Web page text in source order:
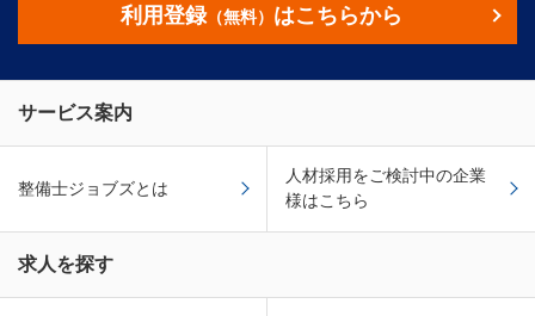
利用登録（無料） はこちらから
サービス案内
整備士ジョブズとは
人材採用をご検討中の企業
様はこちら
求人を探す